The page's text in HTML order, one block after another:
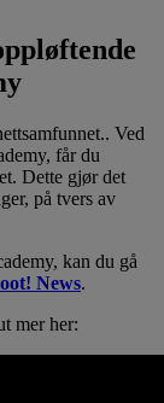
Ved
får du
Dette gjør det
på tvers av
kan du gå
News.
mer her: